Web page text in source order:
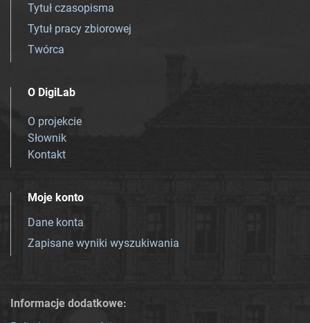
Tytuł czasopisma
Tytuł pracy zbiorowej
Twórca
O DigiLab
O projekcie
Słownik
Kontakt
Moje konto
Dane konta
Zapisane wyniki wyszukiwania
Informacje dodatkowe: